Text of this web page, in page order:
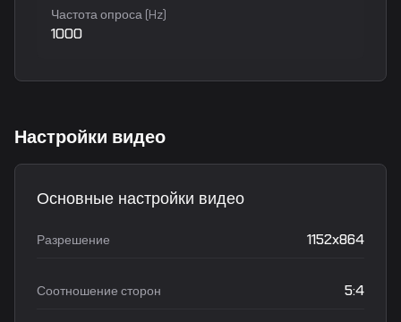
Частота опроса (Hz)
1000
Настройки видео
Основные настройки видео
Разрешение 1152x864
Соотношение сторон 5:4